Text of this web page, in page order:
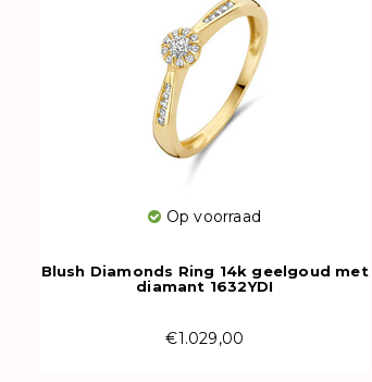
Op voorraad
Blush Diamonds Ring 14k geelgoud met
diamant 1632YDI
€1.029,00